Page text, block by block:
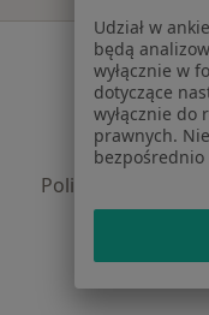
Polityka
Polityka
Polityka
dane
Udział w
będą
wyłącznie w
dotyczące
wyłącznie do
prawnych.
bezpośrednio